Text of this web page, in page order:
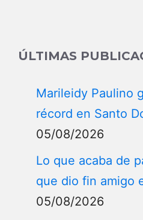
ÚLTIMAS
Marileidy Paulino
récord en Santo
05/08/2026
Lo que acaba de
que dio fin amigo
05/08/2026